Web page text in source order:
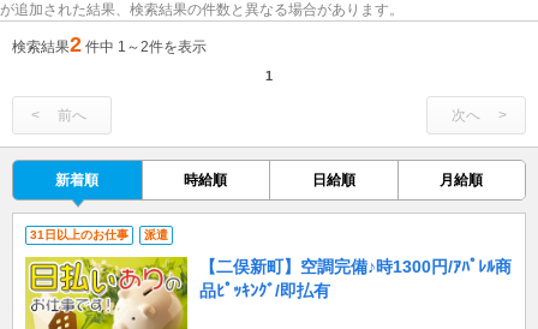
が追加された結果、検索結果の件数と異なる場合があります。
検索結果2 件中 1～2件を表示
1
前へ 次へ
新着順 時給順 日給順 月給順
31日以上のお仕事 派遣
【二俣新町】空調完備♪時1300円/ｱﾊﾟﾚﾙ商
品ﾋﾟｯｷﾝｸﾞ/即払有